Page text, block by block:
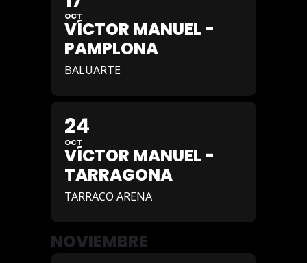
OCT
VÍCTOR MANUEL -
PAMPLONA
BALUARTE
24
OCT
VÍCTOR MANUEL -
TARRAGONA
TARRACO ARENA
NOVIEMBRE